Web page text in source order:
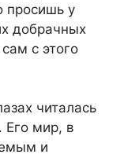
просишь у
добрачных
с этого
читалась
Его мир, в
и